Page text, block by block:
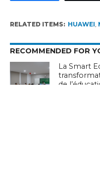
RELATED ITEMS: HUAWEI,
RECOMMENDED FOR
La Smart
de